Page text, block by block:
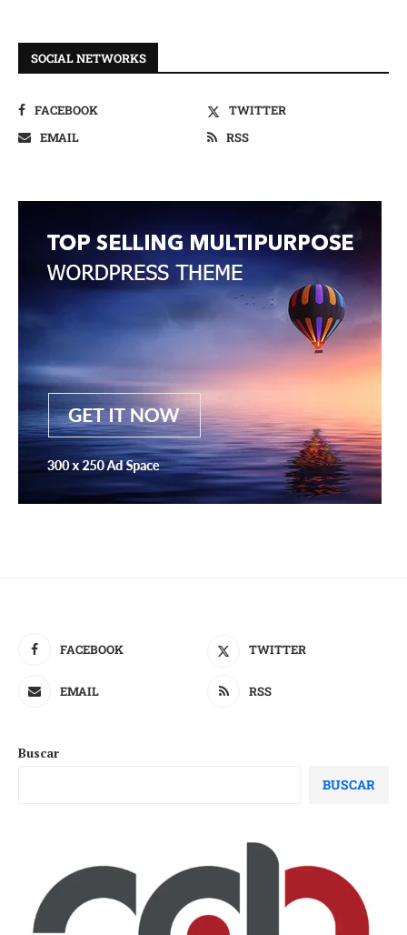
SOCIAL NETWORKS
FACEBOOK
TWITTER
EMAIL
RSS
FACEBOOK TWITTER
EMAIL RSS
Buscar
BUSCAR